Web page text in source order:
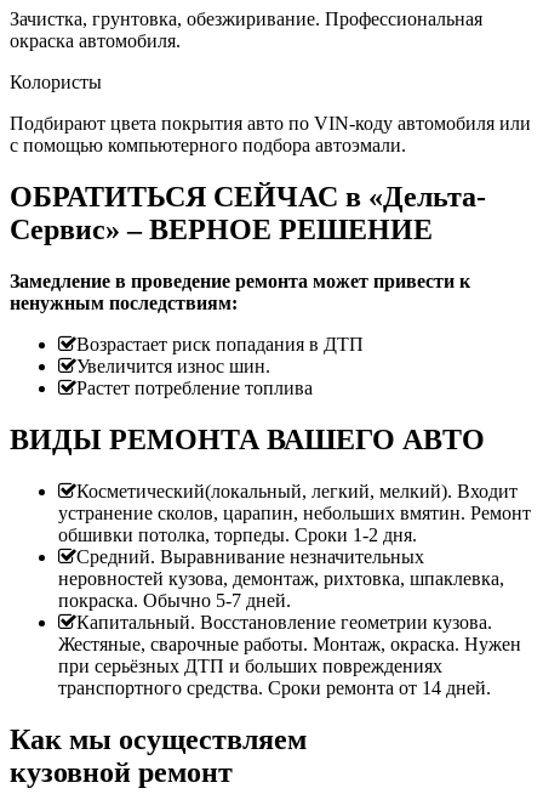
Зачистка, грунтовка, обезжиривание. Профессиональная
окраска автомобиля.
Колористы
Подбирают цвета покрытия авто по VIN-коду автомобиля или
с помощью компьютерного подбора автоэмали.
ОБРАТИТЬСЯ СЕЙЧАС в «Дельта-
Сервис» – ВЕРНОЕ РЕШЕНИЕ
Замедление в проведение ремонта может привести к
ненужным последствиям:
Возрастает риск попадания в ДТП
Увеличится износ шин.
Растет потребление топлива
ВИДЫ РЕМОНТА ВАШЕГО АВТО
Косметический(локальный, легкий, мелкий). Входит
устранение сколов, царапин, небольших вмятин. Ремонт
обшивки потолка, торпеды. Сроки 1-2 дня.
Средний. Выравнивание незначительных
неровностей кузова, демонтаж, рихтовка, шпаклевка,
покраска. Обычно 5-7 дней.
Капитальный. Восстановление геометрии кузова.
Жестяные, сварочные работы. Монтаж, окраска. Нужен
при серьёзных ДТП и больших повреждениях
транспортного средства. Сроки ремонта от 14 дней.
Как мы осуществляем
кузовной ремонт